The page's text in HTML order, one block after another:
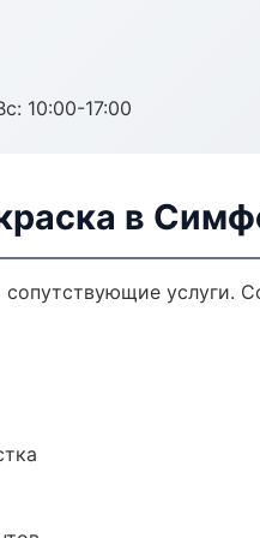
10:00-17:00
в
услуги.